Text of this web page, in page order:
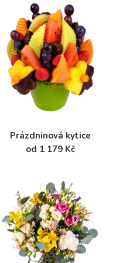
Prázdninová kytice
od 1 179 Kč